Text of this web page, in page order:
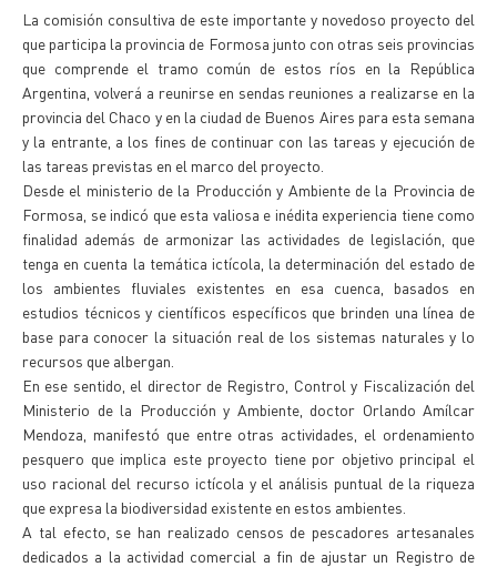
La comisión consultiva de este importante y novedoso proyecto del
que participa la provincia de Formosa junto con otras seis provincias
que comprende el tramo común de estos ríos en la República
Argentina, volverá a reunirse en sendas reuniones a realizarse en la
provincia del Chaco y en la ciudad de Buenos Aires para esta semana
y la entrante, a los fines de continuar con las tareas y ejecución de
las tareas previstas en el marco del proyecto.
Desde el ministerio de la Producción y Ambiente de la Provincia de
Formosa, se indicó que esta valiosa e inédita experiencia tiene como
finalidad además de armonizar las actividades de legislación, que
tenga en cuenta la temática ictícola, la determinación del estado de
los ambientes fluviales existentes en esa cuenca, basados en
estudios técnicos y científicos específicos que brinden una línea de
base para conocer la situación real de los sistemas naturales y lo
recursos que albergan.
En ese sentido, el director de Registro, Control y Fiscalización del
Ministerio de la Producción y Ambiente, doctor Orlando Amílcar
Mendoza, manifestó que entre otras actividades, el ordenamiento
pesquero que implica este proyecto tiene por objetivo principal el
uso racional del recurso ictícola y el análisis puntual de la riqueza
que expresa la biodiversidad existente en estos ambientes.
A tal efecto, se han realizado censos de pescadores artesanales
dedicados a la actividad comercial a fin de ajustar un Registro de